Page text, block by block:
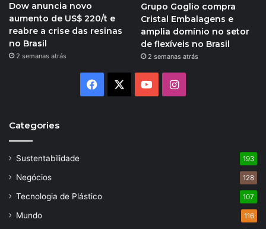
Dow anuncia novo
aumento de US$ 220/t e
reabre a crise das resinas
no Brasil
2 semanas atrás
Grupo Goglio compra
Cristal Embalagens e
amplia domínio no setor
de flexíveis no Brasil
2 semanas atrás
Facebook YouTubeInstagram
Categories
Sustentabilidade 193
Negócios 128
Tecnologia de Plástico 107
Mundo 116